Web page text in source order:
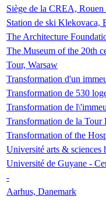
Siège de la CREA,
Station de ski Klekovaca,
The Architecture
The Museum of the 20th
Tour, Warsaw
Transformation d'un
Transformation de 530
Transformation de
Transformation de la Tour
Transformation of the
Université arts & sciences
Université de Guyane -
-
Aarhus, Danemark